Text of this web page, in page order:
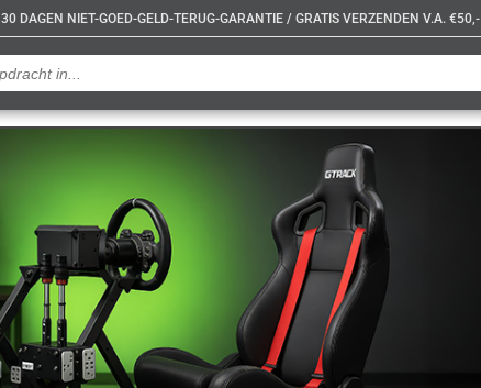
30 DAGEN NIET-GOED-GELD-TERUG-GARANTIE / GRATIS VERZENDEN V.A. €50,-